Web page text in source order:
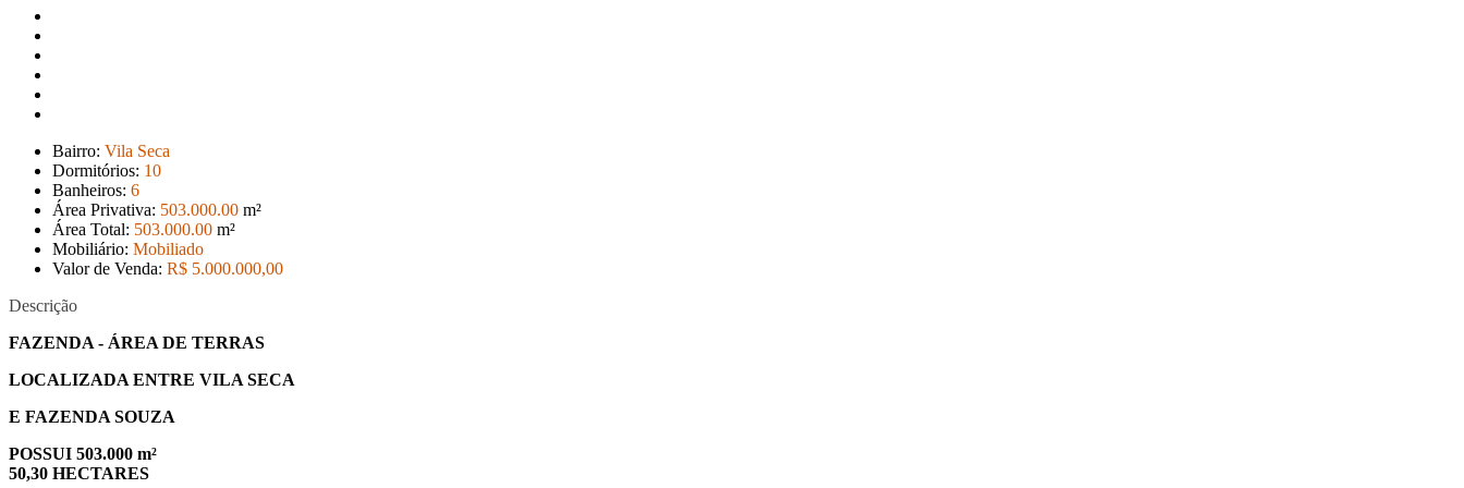
Bairro: Vila Seca
Dormitórios: 10
Banheiros: 6
Área Privativa: 503.000.00 m²
Área Total: 503.000.00 m²
Mobiliário: Mobiliado
Valor de Venda: R$ 5.000.000,00
Descrição
FAZENDA - ÁREA DE TERRAS
LOCALIZADA ENTRE VILA SECA
E FAZENDA SOUZA
POSSUI 503.000 m²
50,30 HECTARES